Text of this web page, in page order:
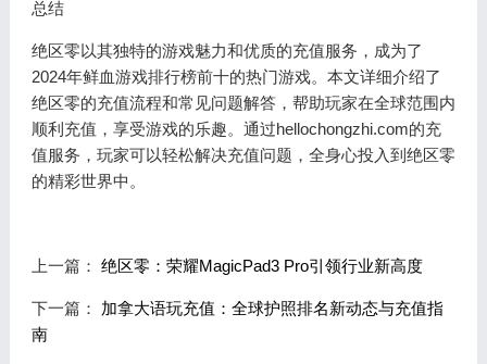
总结
绝区零以其独特的游戏魅力和优质的充值服务，成为了
2024年鲜血游戏排行榜前十的热门游戏。本文详细介绍了
绝区零的充值流程和常见问题解答，帮助玩家在全球范围内
顺利充值，享受游戏的乐趣。通过hellochongzhi.com的充
值服务，玩家可以轻松解决充值问题，全身心投入到绝区零
的精彩世界中。
上一篇： 绝区零：荣耀MagicPad3 Pro引领行业新高度
下一篇： 加拿大语玩充值：全球护照排名新动态与充值指
南